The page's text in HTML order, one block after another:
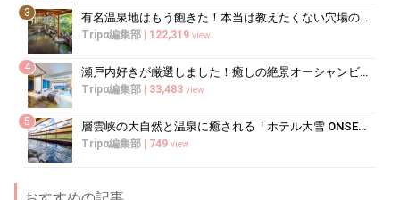
3 有名温泉地はもう飽きた！本当は教えたくない穴場の温泉旅館20選
Tripα編集部 122,319 view
4 瀬戸内好きが厳選しました！癒しの絶景オーシャンビューの宿12選
Tripα編集部 33,483 view
5 層雲峡の大自然と温泉に癒される「ホテル大雪 ONSEN&CANYO...
Tripα編集部 749 view